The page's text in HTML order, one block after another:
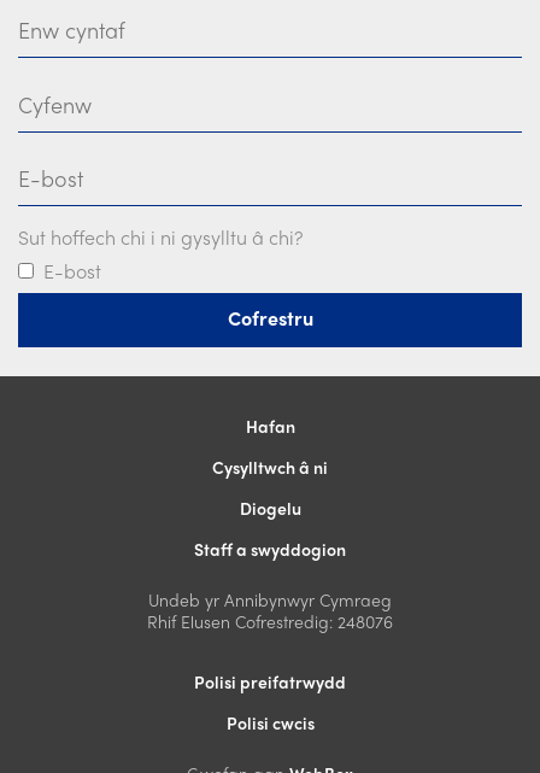
Sut hoffech chi i ni gysylltu â chi?
E-bost
Hafan
Cysylltwch â ni
Diogelu
Staff a swyddogion
Undeb yr Annibynwyr Cymraeg
Rhif Elusen Cofrestredig: 248076
Polisi preifatrwydd
Polisi cwcis